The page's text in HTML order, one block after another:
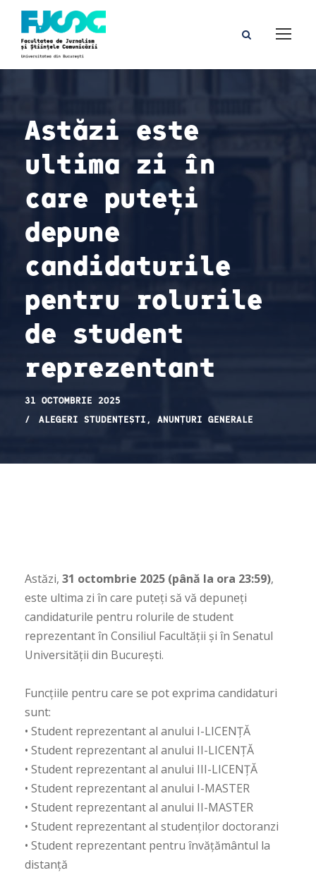
Astăzi este
ultima zi în
care puteți
depune
candidaturile
pentru rolurile
de student
reprezentant
31 OCTOMBRIE 2025
ALEGERI STUDENȚEȘTI , ANUNȚURI GENERALE
Astăzi, 31 octombrie 2025 (până la ora 23:59),
este ultima zi în care puteți să vă depuneți
candidaturile pentru rolurile de student
reprezentant în Consiliul Facultății și în Senatul
Universității din București.
Funcțiile pentru care se pot exprima candidaturi
sunt:
• Student reprezentant al anului I-LICENȚĂ
• Student reprezentant al anului II-LICENȚĂ
• Student reprezentant al anului III-LICENȚĂ
• Student reprezentant al anului I-MASTER
• Student reprezentant al anului II-MASTER
• Student reprezentant al studenților doctoranzi
• Student reprezentant pentru învățământul la
distanță